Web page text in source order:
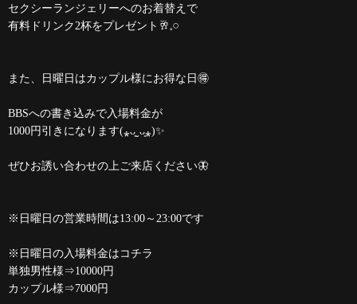
セクシーランジェリーへのお着替えで
有料ドリンク2杯をプレゼント🥂𓈒𓏸︎︎︎︎
また、日曜日はカップル様にお得な日🉐
BBSへの書き込みで入場料金が
1000円引きになります(⁎ᴗ͈ˬᴗ͈⁎)✨️
ぜひお誘い合わせの上ご来店ください🦋
※日曜日の営業時間は13:00～23:00です
※日曜日の入場料金はコチラ
単独男性様⇒10000円
カップル様⇒7000円